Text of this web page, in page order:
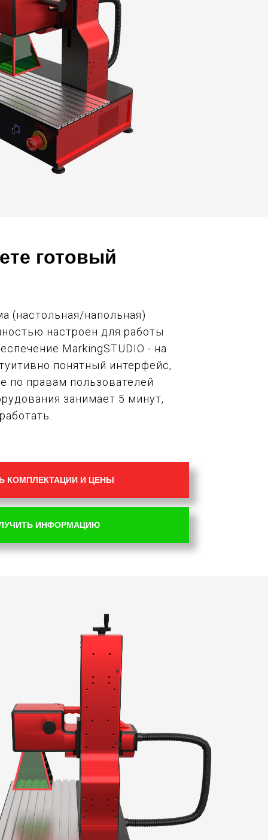
(настольная/напольная)
настроен для работы
MarkingSTUDIO - на
понятный интерфейс,
по правам пользователей
занимает 5 минут,
готовый
КОМПЛЕКТАЦИИ И ЦЕНЫ
ИНФОРМАЦИЮ